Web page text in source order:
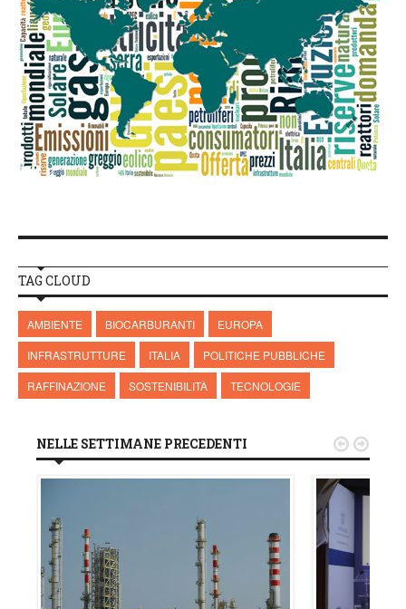
TAG CLOUD
AMBIENTE BIOCARBURANTI
EUROPA
INFRASTRUTTURE
ITALIA
POLITICHE PUBBLICHE
RAFFINAZIONE
SOSTENIBILITÀ TECNOLOGIE
NELLE SETTIMANE PRECEDENTI  